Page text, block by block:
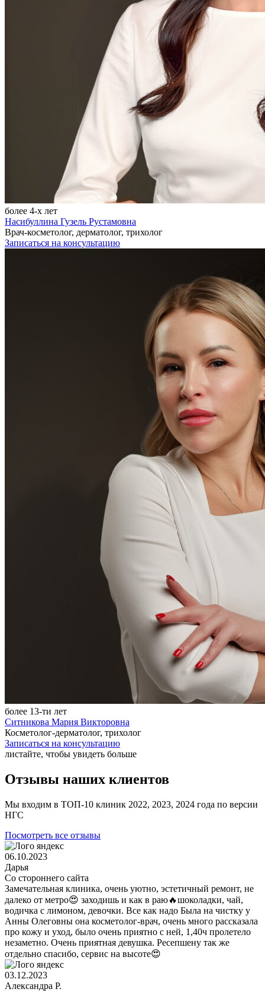
более 4-х лет
Насибуллина Гузель Рустамовна
Врач-косметолог, дерматолог, трихолог
Записаться на консультацию
более 13-ти лет
Ситникова Мария Викторовна
Косметолог-дерматолог, трихолог
Записаться на консультацию
листайте, чтобы увидеть больше
Отзывы наших клиентов
Мы входим в ТОП-10 клиник 2022, 2023, 2024 года по версии
НГС
Посмотреть все отзывы
06.10.2023
Дарья
Со стороннего сайта
Замечательная клиника, очень уютно, эстетичный ремонт, не
далеко от метро😍 заходишь и как в раю🔥шоколадки, чай,
водичка с лимоном, девочки. Все как надо Была на чистку у
Анны Олеговны она косметолог-врач, очень много рассказала
про кожу и уход, было очень приятно с ней, 1,40ч пролетело
незаметно. Очень приятная девушка. Ресепшену так же
отдельно спасибо, сервис на высоте😍
03.12.2023
Александра Р.